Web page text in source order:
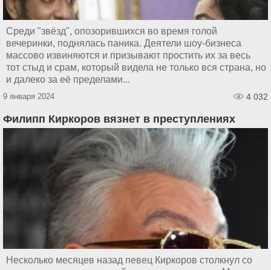
Среди "звёзд", опозорившихся во время голой
вечеринки, поднялась паника. Деятели шоу-бизнеса
массово извиняются и призывают простить их за весь
тот стыд и срам, который видела не только вся страна, но
и далеко за её пределами...
9 января 2024 4 032
Филипп Киркоров вязнет в преступлениях
Несколько месяцев назад певец Киркоров столкнул со